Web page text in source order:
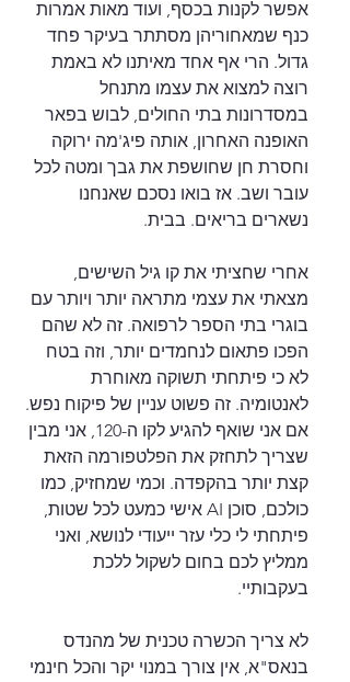
אפשר לקנות בכסף, ועוד מאות אמרות
כנף שמאחוריהן מסתתר בעיקר פחד
גדול. הרי אף אחד מאיתנו לא באמת
רוצה למצוא את עצמו מתנחל
במסדרונות בתי החולים, לבוש בפאר
האופנה האחרון, אותה פיג'מה ירוקה
וחסרת חן שחושפת את גבך ומטה לכל
עובר ושב. אז בואו נסכם שאנחנו
נשארים בריאים. בבית.
אחרי שחציתי את קו גיל השישים,
מצאתי את עצמי מתראה יותר ויותר עם
בוגרי בתי הספר לרפואה. זה לא שהם
הפכו פתאום לנחמדים יותר, וזה בטח
לא כי פיתחתי תשוקה מאוחרת
לאנטומיה. זה פשוט עניין של פיקוח נפש.
אם אני שואף להגיע לקו ה-120, אני מבין
שצריך לתחזק את הפלטפורמה הזאת
קצת יותר בהקפדה. וכמי שמחזיק, כמו
כולכם, סוכן AI אישי כמעט לכל שטות,
פיתחתי לי כלי עזר ייעודי לנושא, ואני
ממליץ לכם בחום לשקול ללכת
בעקבותיי.
לא צריך הכשרה טכנית של מהנדס
בנאס"א, אין צורך במנוי יקר והכל חינמי